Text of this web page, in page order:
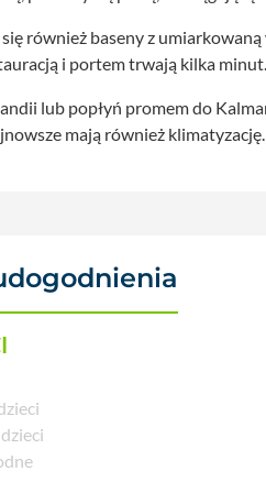
również baseny z
i portem trwają kilka minut.
lub popłyń promem do
mają również klimatyzację.